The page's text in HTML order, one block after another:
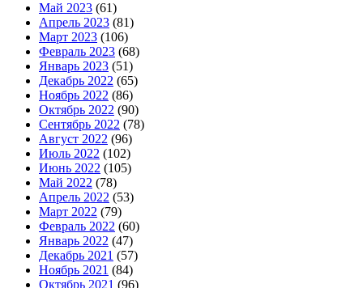
Май 2023 (61)
Апрель 2023 (81)
Март 2023 (106)
Февраль 2023 (68)
Январь 2023 (51)
Декабрь 2022 (65)
Ноябрь 2022 (86)
Октябрь 2022 (90)
Сентябрь 2022 (78)
Август 2022 (96)
Июль 2022 (102)
Июнь 2022 (105)
Май 2022 (78)
Апрель 2022 (53)
Март 2022 (79)
Февраль 2022 (60)
Январь 2022 (47)
Декабрь 2021 (57)
Ноябрь 2021 (84)
Октябрь 2021 (96)